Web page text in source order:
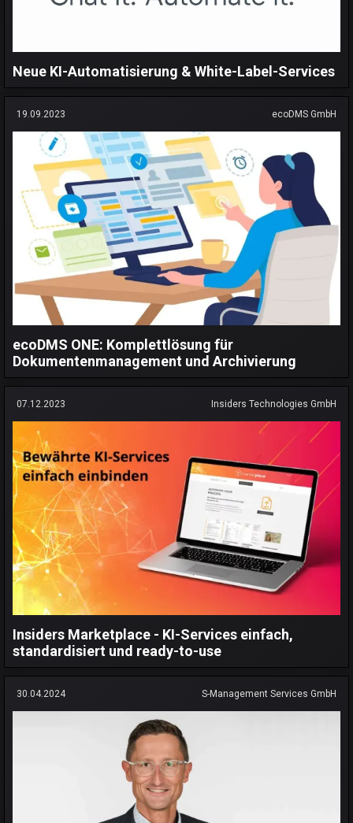
Neue KI-Automatisierung & White-Label-Services
19.09.2023 ecoDMS GmbH
ecoDMS ONE: Komplettlösung für
Dokumentenmanagement und Archivierung
07.12.2023 Insiders Technologies GmbH
Insiders Marketplace - KI-Services einfach,
standardisiert und ready-to-use
30.04.2024 S-Management Services GmbH